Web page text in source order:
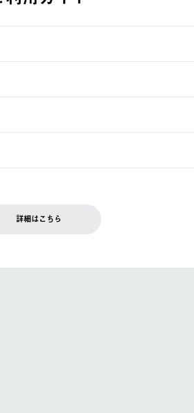
詳細はこちら